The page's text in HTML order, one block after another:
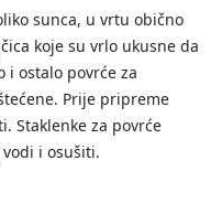
sunca, u vrtu obično
koje su vrlo ukusne da
i ostalo povrće za
Prije pripreme
Staklenke za povrće
i osušiti.